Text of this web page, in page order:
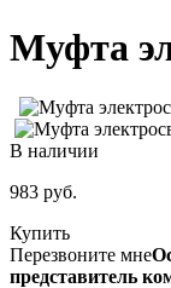
Муфта
В наличии
983 руб.
Купить
Перезвоните мне
представитель